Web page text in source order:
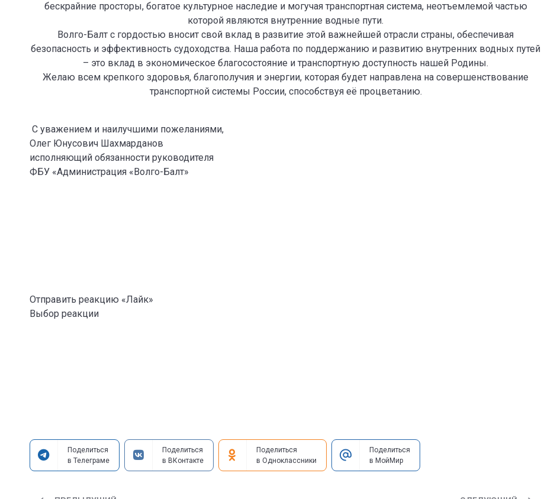
бескрайние просторы, богатое культурное наследие и могучая транспортная система, неотъемлемой частью
которой являются внутренние водные пути.
Волго-Балт с гордостью вносит свой вклад в развитие этой важнейшей отрасли страны, обеспечивая
безопасность и эффективность судоходства. Наша работа по поддержанию и развитию внутренних водных путей
– это вклад в экономическое благосостояние и транспортную доступность нашей Родины.
Желаю всем крепкого здоровья, благополучия и энергии, которая будет направлена на совершенствование
транспортной системы России, способствуя её процветанию.
С уважением и наилучшими пожеланиями,
Олег Юнусович Шахмарданов
исполняющий обязанности руководителя
ФБУ «Администрация «Волго-Балт»
Отправить реакцию «Лайк»
Выбор реакции
Поделиться
в Телеграме
Поделиться
в ВКонтакте
Поделиться
в Одноклассники
Поделиться
в МойМир